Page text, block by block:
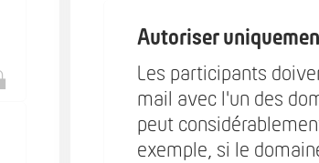
Autoriser
Les participants
mail avec l'un des
peut
exemple, si le